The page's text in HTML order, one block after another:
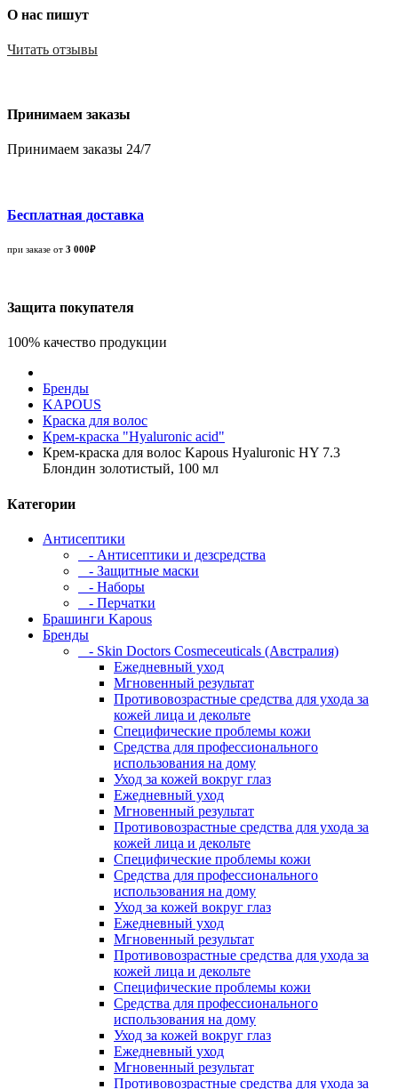
О нас пишут
Читать отзывы
Принимаем заказы
Принимаем заказы 24/7
Бесплатная доставка
при заказе от 3 000₽
Защита покупателя
100% качество продукции
Бренды
KAPOUS
Краска для волос
Крем-краска "Hyaluronic acid"
Крем-краска для волос Kapous Hyaluronic HY 7.3
Блондин золотистый, 100 мл
Категории
Антисептики
- Антисептики и дезсредства
- Защитные маски
- Наборы
- Перчатки
Брашинги Kapous
Бренды
- Skin Doctors Cosmeceuticals (Австралия)
Ежедневный уход
Мгновенный результат
Противовозрастные средства для ухода за
кожей лица и декольте
Специфические проблемы кожи
Средства для профессионального
использования на дому
Уход за кожей вокруг глаз
Ежедневный уход
Мгновенный результат
Противовозрастные средства для ухода за
кожей лица и декольте
Специфические проблемы кожи
Средства для профессионального
использования на дому
Уход за кожей вокруг глаз
Ежедневный уход
Мгновенный результат
Противовозрастные средства для ухода за
кожей лица и декольте
Специфические проблемы кожи
Средства для профессионального
использования на дому
Уход за кожей вокруг глаз
Ежедневный уход
Мгновенный результат
Противовозрастные средства для ухода за